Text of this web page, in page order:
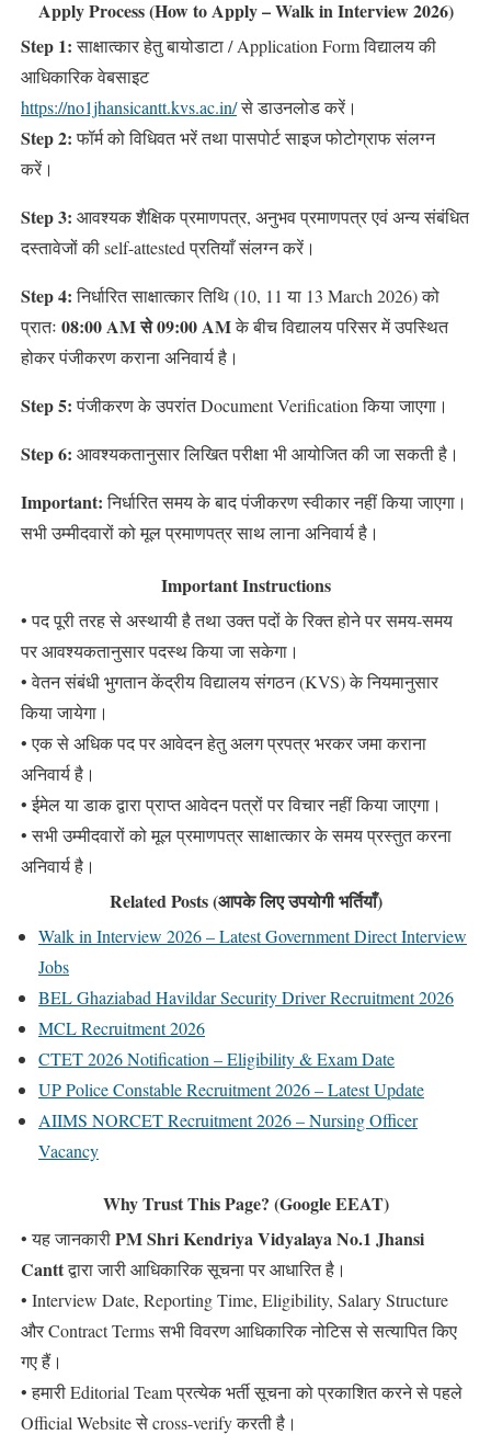
Apply Process (How to Apply – Walk in Interview 2026)
Step 1:साक्षात्कार हेतु बायोडाटा / Application Form विद्यालय की
आधिकारिक वेबसाइट
https://no1jhansicantt.kvs.ac.in/से डाउनलोड करें।
Step 2:फॉर्म को विधिवत भरें तथा पासपोर्ट साइज फोटोग्राफ संलग्न
करें।
Step 3: आवश्यक शैक्षिक प्रमाणपत्र, अनुभव प्रमाणपत्र एवं अन्य संबंधित
दस्तावेजों की self-attested प्रतियाँ संलग्न करें।
Step 4:निर्धारित साक्षात्कार तिथि (10, 11 या 13 March 2026) को
प्रातः 08:00 AM से 09:00 AMके बीच विद्यालय परिसर में उपस्थित
होकर पंजीकरण कराना अनिवार्य है।
Step 5:पंजीकरण के उपरांत Document Verification किया जाएगा।
Step 6: आवश्यकतानुसार लिखित परीक्षा भी आयोजित की जा सकती है।
Important:निर्धारित समय के बाद पंजीकरण स्वीकार नहीं किया जाएगा।
सभी उम्मीदवारों को मूल प्रमाणपत्र साथ लाना अनिवार्य है।
Important Instructions
• पद पूरी तरह से अस्थायी है तथा उक्त पदों के रिक्त होने पर समय-समय
पर आवश्यकतानुसार पदस्थ किया जा सकेगा।
• वेतन संबंधी भुगतान केंद्रीय विद्यालय संगठन (KVS) के नियमानुसार
किया जायेगा।
• एक से अधिक पद पर आवेदन हेतु अलग प्रपत्र भरकर जमा कराना
अनिवार्य है।
• ईमेल या डाक द्वारा प्राप्त आवेदन पत्रों पर विचार नहीं किया जाएगा।
• सभी उम्मीदवारों को मूल प्रमाणपत्र साक्षात्कार के समय प्रस्तुत करना
अनिवार्य है।
Related Posts (आपके लिए उपयोगी भर्तियाँ)
Walk in Interview 2026 – Latest Government Direct Interview
Jobs
BEL Ghaziabad Havildar Security Driver Recruitment 2026
MCL Recruitment 2026
CTET 2026 Notification – Eligibility & Exam Date
UP Police Constable Recruitment 2026 – Latest Update
AIIMS NORCET Recruitment 2026 – Nursing Officer
Vacancy
Why Trust This Page? (Google EEAT)
• यह जानकारीPM Shri Kendriya Vidyalaya No.1 Jhansi
Canttद्वारा जारी आधिकारिक सूचना पर आधारित है।
• Interview Date, Reporting Time, Eligibility, Salary Structure
और Contract Terms सभी विवरण आधिकारिक नोटिस से सत्यापित किए
गए हैं।
• हमारी Editorial Team प्रत्येक भर्ती सूचना को प्रकाशित करने से पहले
Official Website से cross-verify करती है।